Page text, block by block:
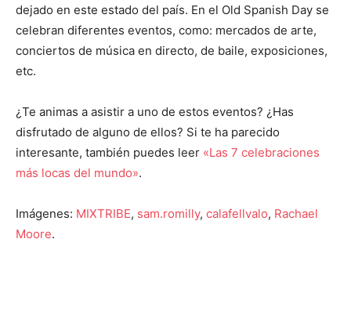
dejado en este estado del país. En el Old Spanish Day se
celebran diferentes eventos, como: mercados de arte,
conciertos de música en directo, de baile, exposiciones,
etc.
¿Te animas a asistir a uno de estos eventos? ¿Has
disfrutado de alguno de ellos? Si te ha parecido
interesante, también puedes leer «Las 7 celebraciones
más locas del mundo».
Imágenes: MIXTRIBE, sam.romilly, calafellvalo, Rachael
Moore.